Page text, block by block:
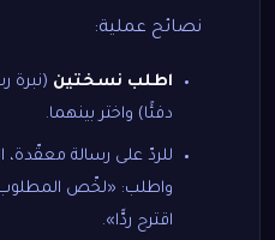
نصائح عملية:
اطلب نسختين (نبرة
دفئًا) واختر بينهما.
للردّ على رسالة
واطلب: «لخّص
اقترح ردًّا».